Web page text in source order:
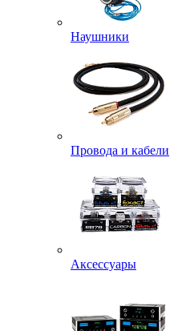
Наушники
Провода и кабели
Аксессуары